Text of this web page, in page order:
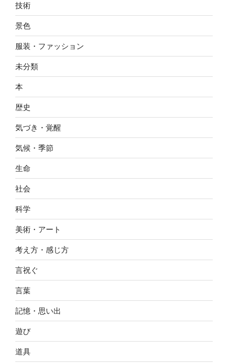
技術
景色
服装・ファッション
未分類
本
歴史
気づき・覚醒
気候・季節
生命
社会
科学
美術・アート
考え方・感じ方
言祝ぐ
言葉
記憶・思い出
遊び
道具